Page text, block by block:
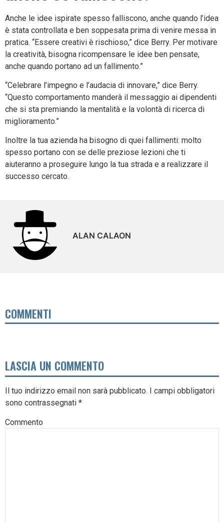
Anche le idee ispirate spesso falliscono, anche quando l’idea
è stata controllata e ben soppesata prima di venire messa in
pratica. “Essere creativi è rischioso,” dice Berry. Per motivare
la creatività, bisogna ricompensare le idee ben pensate,
anche quando portano ad un fallimento.”
“Celebrare l’impegno e l’audacia di innovare,” dice Berry.
“Questo comportamento manderà il messaggio ai dipendenti
che si sta premiando la mentalità e la volontà di ricerca di
miglioramento.”
Inoltre la tua azienda ha bisogno di quei fallimenti: molto
spesso portano con se delle preziose lezioni che ti
aiuteranno a proseguire lungo la tua strada e a realizzare il
successo cercato.
ALAN CALAON
COMMENTI
LASCIA UN COMMENTO
Il tuo indirizzo email non sarà pubblicato. I campi obbligatori
sono contrassegnati *
Commento